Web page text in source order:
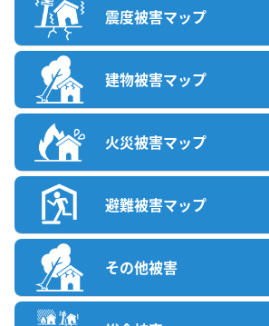
震度被害マップ
建物被害マップ
火災被害マップ
避難被害マップ
その他被害